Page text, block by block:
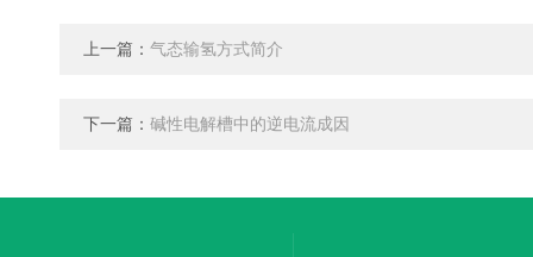
上一篇： 气态输氢方式简介
下一篇： 碱性电解槽中的逆电流成因